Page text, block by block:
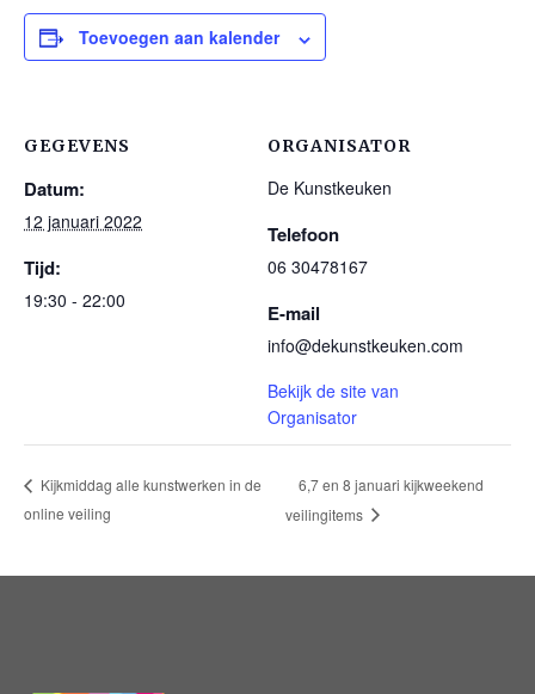
Toevoegen aan kalender
GEGEVENS
Datum:
12 januari 2022
Tijd:
19:30 - 22:00
ORGANISATOR
De Kunstkeuken
Telefoon
06 30478167
E-mail
info@dekunstkeuken.com
Bekijk de site van
Organisator
Kijkmiddag alle kunstwerken in de
online veiling
6,7 en 8 januari kijkweekend
veilingitems